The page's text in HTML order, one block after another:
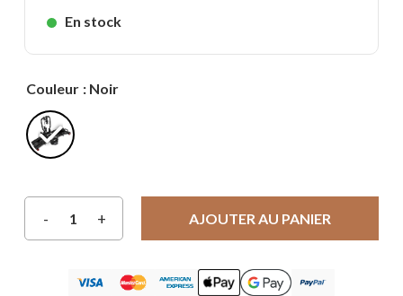
En stock
Couleur : Noir
AJOUTER AU PANIER